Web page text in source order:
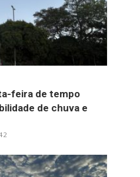
feira de tempo
de chuva e